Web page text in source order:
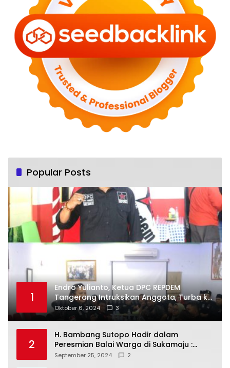
Popular Posts
1
Endro Yulianto, Ketua DPC REPDEM
Tangerang Intruksikan Anggota, Turba ke
Masyarakat Dan Jalani Apa Yang di
Putuskan RAKERCABSUS
Oktober 6, 2024 3
2
H. Bambang Sutopo Hadir dalam
Peresmian Balai Warga di Sukamaju :
Wadah Baru untuk Kolaborasi dan
September 25, 2024 2